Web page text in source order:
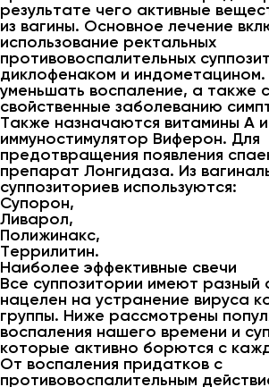
результате чего активные
из вагины. Основное лечение
использование ректальных
противовоспалительных
диклофенаком и
уменьшать воспаление, а также
свойственные заболеванию
Также назначаются витамины А и
иммуностимулятор Виферон. Для
предотвращения появления
препарат Лонгидаза. Из
суппозиториев используются:
Супорон,
Ливарол,
Полижинакс,
Террилитин.
Наиболее эффективные свечи
Все суппозитории имеют разный
нацелен на устранение вируса
группы. Ниже рассмотрены
воспаления нашего времени и
которые активно борются с
От воспаления придатков с
противовоспалительным